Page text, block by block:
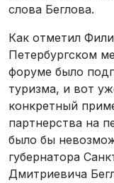
слова Беглова.
Как отметил
Петербургском
форуме было
туризма, и вот
конкретный
партнерства на
было бы
губернатора
Дмитриевича